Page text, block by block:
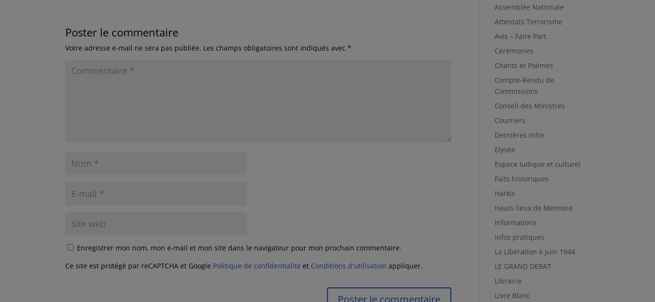
Poster le commentaire
Votre adresse e-mail ne sera pas publiée. Les champs obligatoires sont indiqués avec*
Enregistrer mon nom, mon e-mail et mon site dans le navigateur pour mon prochain commentaire.
Ce site est protégé par reCAPTCHA et Google Politique de confidentialité et Conditions d'utilisation appliquer.
Assemblée Nationale
Attentats Terrorisme
Avis – Faire Part
Cérémonies
Chants et Poèmes
Compte-Rendu de
Commissions
Conseil des Ministres
Courriers
Dernières infos
Elysée
Espace ludique et culturel
Faits historiques
Harkis
Hauts lieux de Mémoire
Informations
Infos pratiques
La Libération 6 juin 1944
LE GRAND DEBAT
Librairie
Livre Blanc